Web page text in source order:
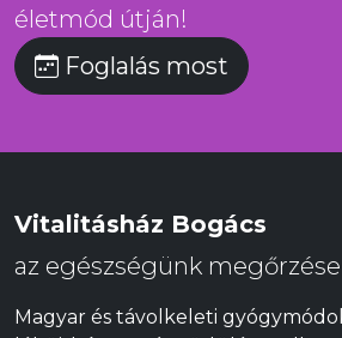
életmód útján!
Foglalás most
Vitalitásház Bogács
az egészségünk
Magyar és távolkeleti